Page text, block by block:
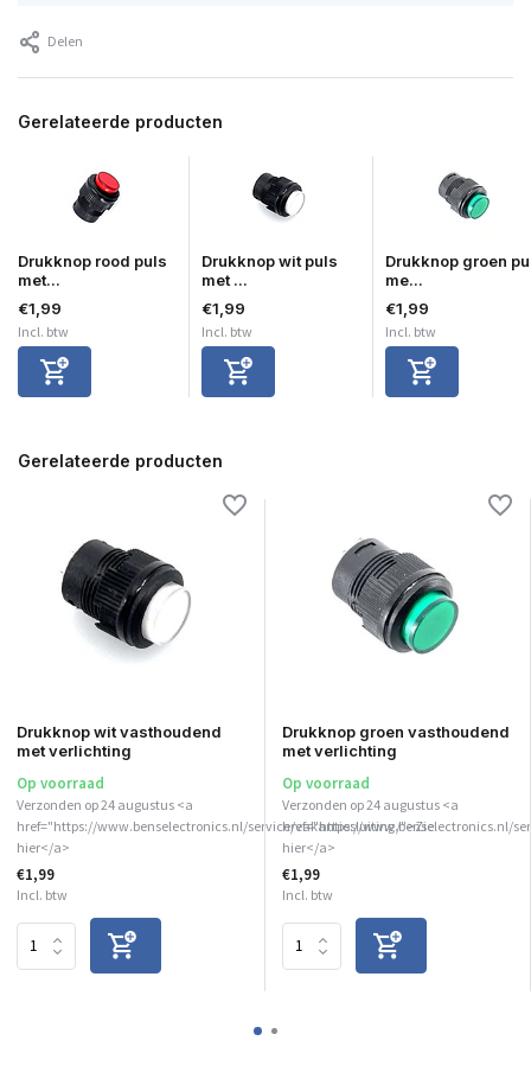
Delen
Gerelateerde producten
Drukknop rood puls
met...
€1,99
Incl. btw
Drukknop wit puls
met ...
€1,99
Incl. btw
Drukknop groen
me...
€1,99
Incl. btw
Gerelateerde producten
Drukknop wit vasthoudend
met verlichting
Op voorraad
Verzonden op 24 augustus <a
href="https://www.benselectronics.nl/service/vakantiesluiting/">Zie
hier</a>
€1,99
Incl. btw
Drukknop groen vasthoudend
met verlichting
Op voorraad
Verzonden op 24 augustus <a
href="https://www.benselectronics.nl/
hier</a>
€1,99
Incl. btw